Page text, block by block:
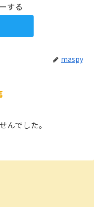
する
maspy
んでした。